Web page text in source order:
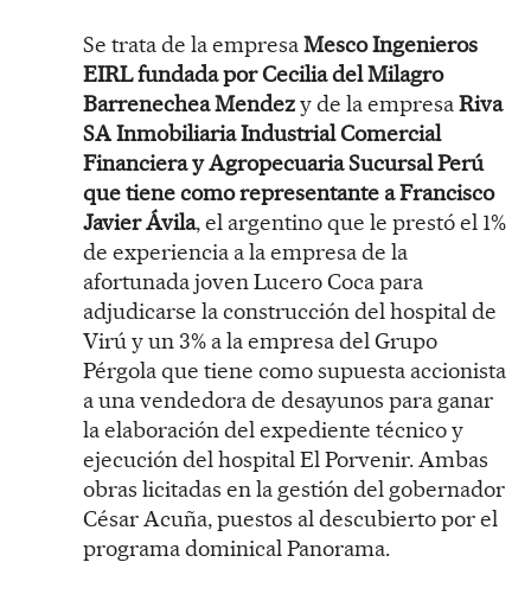
Se trata de la empresaMesco Ingenieros
EIRL fundada por Cecilia del Milagro
Barrenechea Mendezy de la empresaRiva
SA Inmobiliaria Industrial Comercial
Financiera y Agropecuaria Sucursal Perú
que tiene como representante a Francisco
Javier Ávila, el argentino que le prestó el 1%
de experiencia a la empresa de la
afortunada joven Lucero Coca para
adjudicarse la construcción del hospital de
Virú y un 3% a la empresa del Grupo
Pérgola que tiene como supuesta accionista
a una vendedora de desayunos para ganar
la elaboración del expediente técnico y
ejecución del hospital El Porvenir. Ambas
obras licitadas en la gestión del gobernador
César Acuña, puestos al descubierto por el
programa dominical Panorama.